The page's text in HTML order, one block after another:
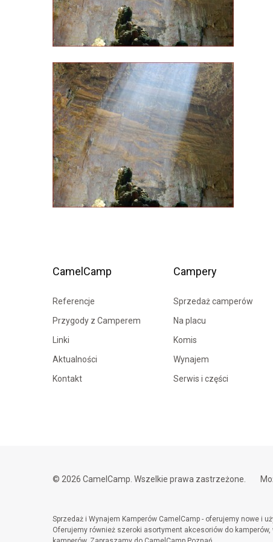
CamelCamp
Referencje
Przygody z Camperem
Linki
Aktualności
Kontakt
Campery
Sprzedaż camperów
Na placu
Komis
Wynajem
Serwis i części
© 2026 CamelCamp. Wszelkie prawa zastrzeżone.
Sprzedaż i Wynajem Kamperów CamelCamp - oferujemy nowe i
Oferujemy również szeroki asortyment akcesoriów do